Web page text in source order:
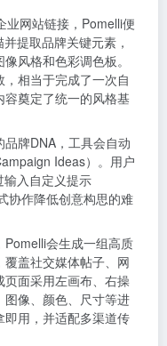
业网站链接，Pomelli便
提取品牌关键元素，
风格和色彩调色板。
相当于完成了一次自
奠定了统一的风格基
品牌DNA，工具会自动
Ideas）。用户
入自定义提示
协作降低创意构思的难
Pomelli会生成一组高质
盖社交媒体帖子、网
面采用左画布、右操
像、颜色、尺寸等进
用，并适配多渠道传